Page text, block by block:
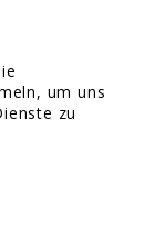
um uns
zu